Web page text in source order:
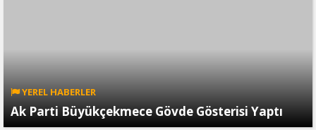
YEREL HABERLER
Ak Parti Büyükçekmece Gövde Gösterisi Yaptı